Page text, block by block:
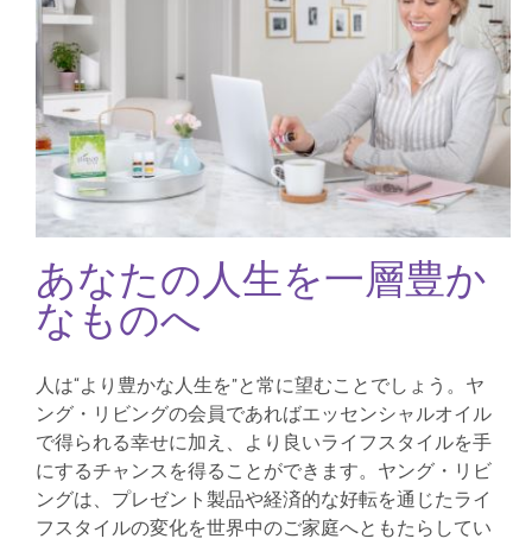
あなたの人生を一層豊か
なものへ
人は“より豊かな人生を”と常に望むことでしょう。ヤ
ング・リビングの会員であればエッセンシャルオイル
で得られる幸せに加え、より良いライフスタイルを手
にするチャンスを得ることができます。ヤング・リビ
ングは、プレゼント製品や経済的な好転を通じたライ
フスタイルの変化を世界中のご家庭へともたらしてい